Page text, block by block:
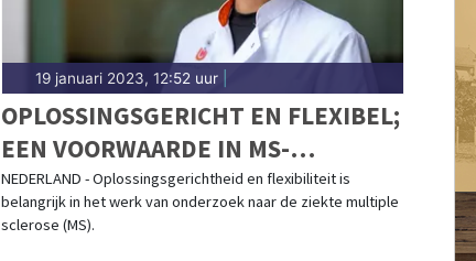
19 januari 2023, 12:52 uur|
OPLOSSINGSGERICHT EN FLEXIBEL;
EEN VOORWAARDE IN MS-
ONDERZOEK
NEDERLAND - Oplossingsgerichtheid en flexibiliteit is
belangrijk in het werk van onderzoek naar de ziekte multiple
sclerose (MS).